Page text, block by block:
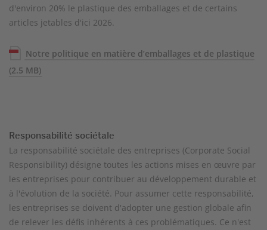
d'environ 20% le plastique des emballages et de certains
articles jetables d'ici 2026.
Notre politique en matière d’emballages et de plastique
(2.5 MB)
Responsabilité sociétale
La responsabilité sociétale des entreprises (Corporate Social
Responsibility) désigne toutes les actions mises en œuvre par
les entreprises pour contribuer au développement durable et
à l'évolution de la société. Pour assumer cette responsabilité,
les entreprises se doivent d'adopter une gestion globale afin
de relever les défis inhérents à ces problématiques. Ce n'est